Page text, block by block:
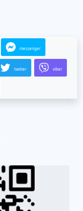
messenger
twitter viber